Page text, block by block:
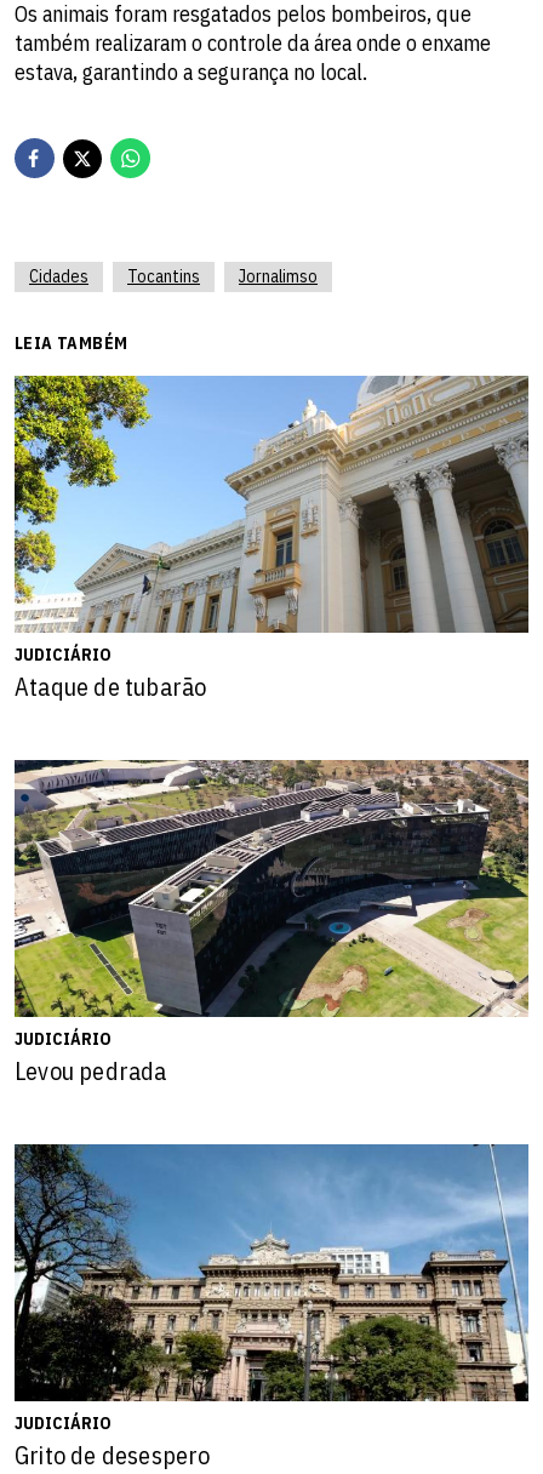
Os animais foram resgatados pelos bombeiros, que
também realizaram o controle da área onde o enxame
estava, garantindo a segurança no local.
Cidades Tocantins Jornalimso
LEIA TAMBÉM
JUDICIÁRIO
Ataque de tubarão
JUDICIÁRIO
Levou pedrada
JUDICIÁRIO
Grito de desespero